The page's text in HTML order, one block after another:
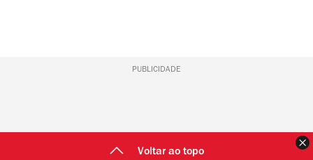
PUBLICIDADE
Voltar ao topo